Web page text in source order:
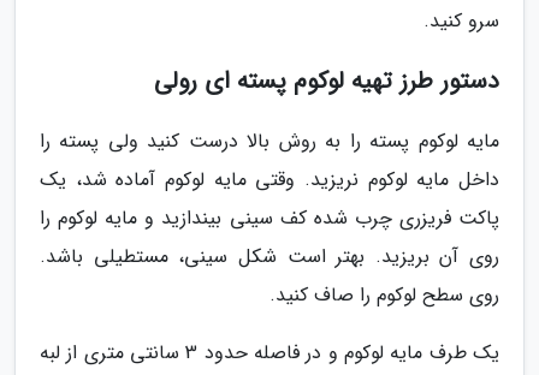
سرو کنید.
دستور طرز تهیه لوکوم پسته ای رولی
مایه لوکوم پسته را به روش بالا درست کنید ولی پسته را
داخل مایه لوکوم نریزید. وقتی مایه لوکوم آماده شد، یک
پاکت فریزری چرب شده کف سینی بیندازید و مایه لوکوم را
روی آن بریزید. بهتر است شکل سینی، مستطیلی باشد.
روی سطح لوکوم را صاف کنید.
یک طرف مایه لوکوم و در فاصله حدود 3 سانتی متری از لبه